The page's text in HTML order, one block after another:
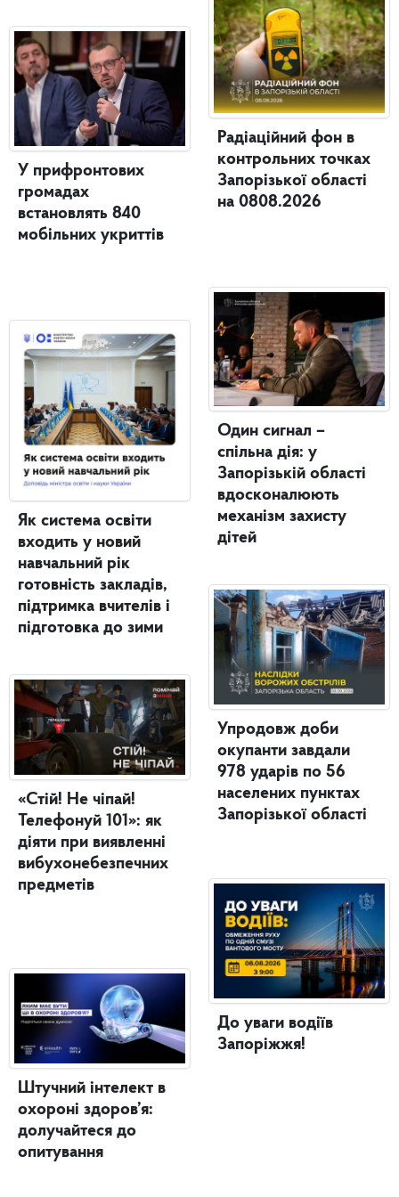
У прифронтових
громадах
встановлять 840
мобільних укриттів
Як система освіти
входить у новий
навчальний рік
готовність закладів,
підтримка вчителів і
підготовка до зими
«Стій! Не чіпай!
Телефонуй 101»: як
діяти при виявленні
вибухонебезпечних
предметів
Штучний інтелект в
охороні здоров’я:
долучайтеся до
опитування
Радіаційний фон в
контрольних точках
Запорізької області
на 0808.2026
Один сигнал –
спільна дія: у
Запорізькій області
вдосконалюють
механізм захисту
дітей
Упродовж доби
окупанти завдали
978 ударів по 56
населених пунктах
Запорізької області
До уваги водіїв
Запоріжжя!